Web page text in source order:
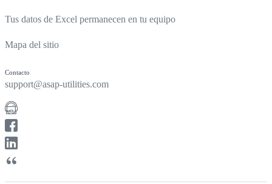
Tus datos de Excel permanecen en tu equipo
Mapa del sitio
Contacto
support@asap-utilities.com